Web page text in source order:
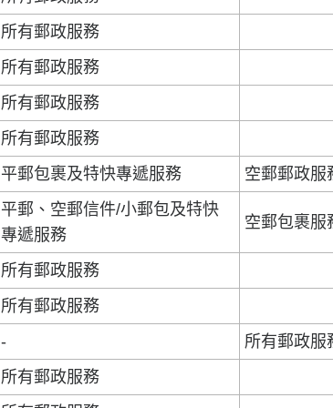
所有郵政服務
所有郵政服務
所有郵政服務
所有郵政服務
平郵包裹及特快專遞服務 空郵郵政服
平郵、空郵信件/小郵包及特快
專遞服務
空郵包裹服
所有郵政服務
所有郵政服務
-
所有郵政服
所有郵政服務